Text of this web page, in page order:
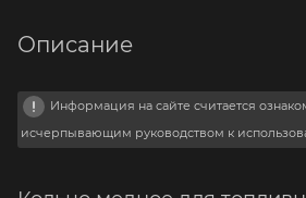
Описание
Информация на сайте считается
исчерпывающим руководством к